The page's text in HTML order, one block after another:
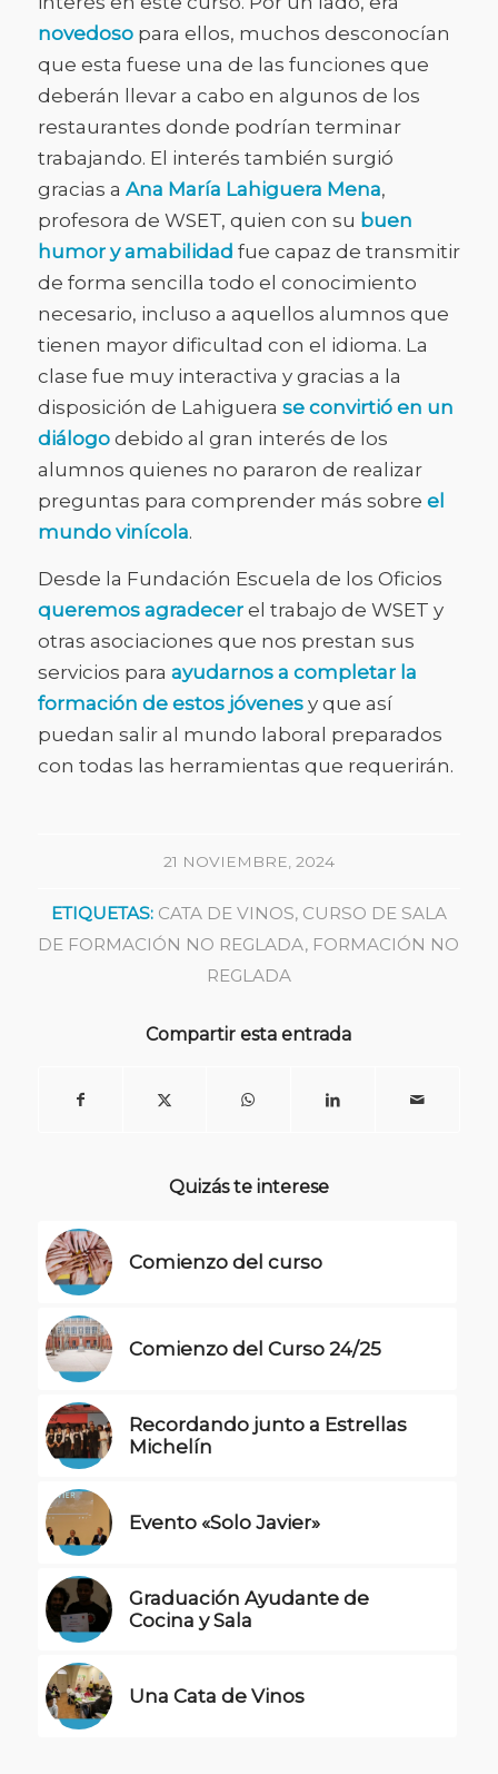
novedosopara ellos, muchos desconocían
que esta fuese una de las funciones que
deberán llevar a cabo en algunos de los
restaurantes donde podrían terminar
trabajando. El interés también surgió
gracias a Ana María Lahiguera Mena,
profesora de WSET, quien con su buen
humor y amabilidad fue capaz de transmitir
de forma sencilla todo el conocimiento
necesario, incluso a aquellos alumnos que
tienen mayor dificultad con el idioma. La
clase fue muy interactiva y gracias a la
disposición de Lahiguera se convirtió en un
diálogodebido al gran interés de los
alumnos quienes no pararon de realizar
preguntas para comprender más sobre el
mundo vinícola.
Desde la Fundación Escuela de los Oficios
queremos agradecerel trabajo de WSET y
otras asociaciones que nos prestan sus
servicios para ayudarnos a completar la
formación de estos jóvenesy que así
puedan salir al mundo laboral preparados
con todas las herramientas que requerirán.
21 NOVIEMBRE, 2024
ETIQUETAS: CATA DE VINOS, CURSO DE SALA
DE FORMACIÓN NO REGLADA, FORMACIÓN NO
REGLADA
Compartir esta entrada
Quizás te interese
Comienzo del curso
Comienzo del Curso 24/25
Recordando junto a Estrellas
Michelín
Evento «Solo Javier»
Graduación Ayudante de
Cocina y Sala
Una Cata de Vinos